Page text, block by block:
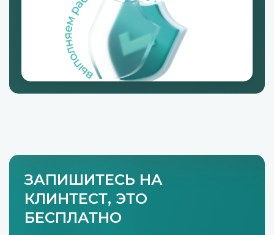
ЗАПИШИТЕСЬ НА
КЛИНТЕСТ, ЭТО
БЕСПЛАТНО